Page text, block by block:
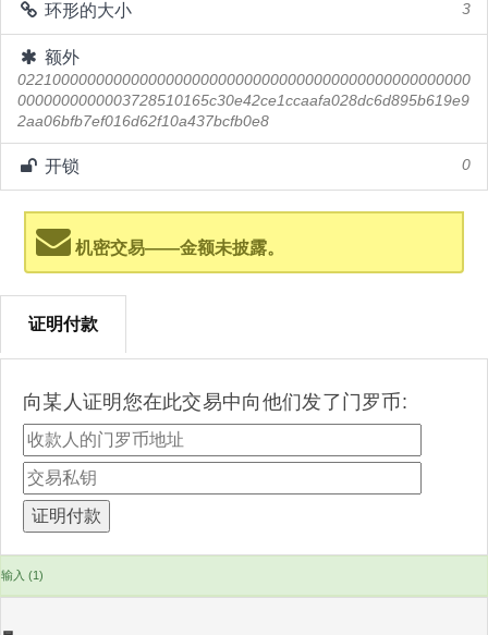
环形的大小 3
额外
0221000000000000000000000000000000000000000000000000
0000000000003728510165c30e42ce1ccaafa028dc6d895b619e9
2aa06bfb7ef016d62f10a437bcfb0e8
开锁 0
机密交易——金额未披露。
证明付款
向某人证明您在此交易中向他们发了门罗币:
输入 (1)